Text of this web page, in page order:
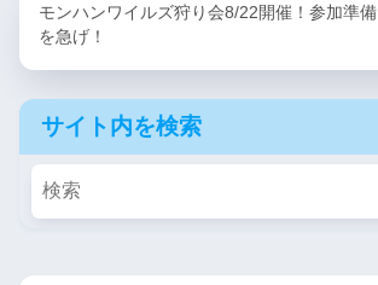
モンハンワイルズ狩り会8/22開催！参加準備
を急げ！
サイト内を検索